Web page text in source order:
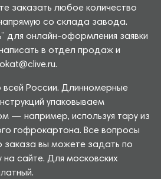
заказать любое количество
со склада завода.
для онлайн-оформления заявки
в отдел продаж и
России. Длинномерные
упаковываем
— например, используя тару из
гофрокартона. Все вопросы
заказа вы можете задать по
на сайте. Для московских